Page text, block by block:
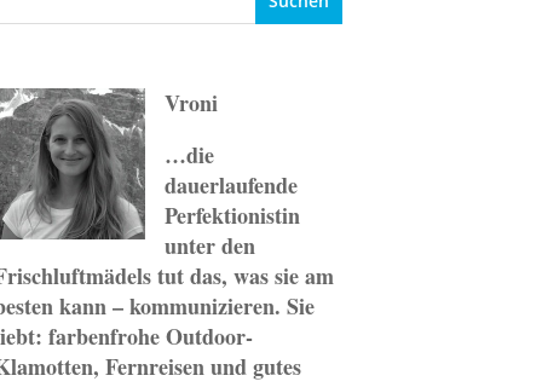
Vroni
…die
dauerlaufende
Perfektionistin
unter den
tut das, was sie am
kann – kommunizieren. Sie
farbenfrohe Outdoor-
Fernreisen und gutes